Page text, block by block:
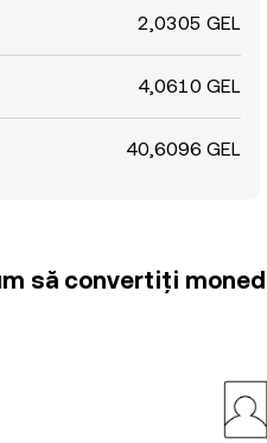
2,0305 GEL
4,0610 GEL
40,6096 GEL
să convertiți